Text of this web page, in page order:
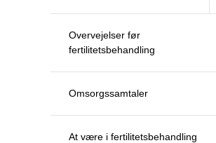
Overvejelser før
fertilitetsbehandling
Omsorgssamtaler
At være i fertilitetsbehandling